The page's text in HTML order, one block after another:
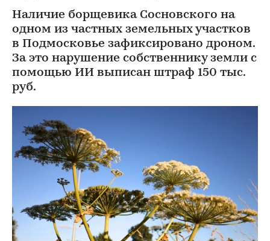
Наличие борщевика Сосновского на
одном из частных земельных участков
в Подмосковье зафиксировано дроном.
За это нарушение собственнику земли с
помощью ИИ выписан штраф 150 тыс.
руб.